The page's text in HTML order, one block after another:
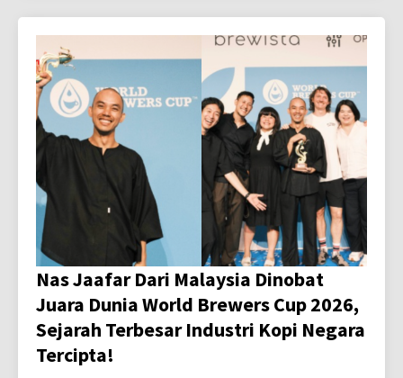
Nas Jaafar Dari Malaysia Dinobat
Juara Dunia World Brewers Cup 2026,
Sejarah Terbesar Industri Kopi Negara
Tercipta!